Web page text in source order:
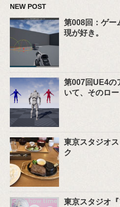
NEW POST
第008回：ゲー
現が好き。
第007回UE4の
いて、そのロ
東京スタジオ
ク
東京スタジオ